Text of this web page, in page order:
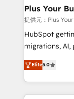
Town, Dubai & London.
across
Google AI Overviews. HubSpot
Innovation
Migration
Plus Your
提供元：Plus
HubSpot
migrations, AI,
complexity, so
Welcome to our
training •
Elite5.0